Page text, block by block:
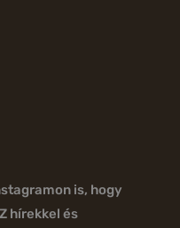
is, hogy
hírekkel és